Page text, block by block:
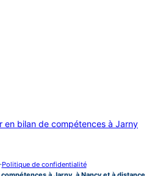
en bilan de compétences à Jarny
Politique de confidentialité